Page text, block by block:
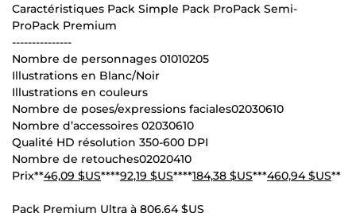
Caractéristiques Pack Simple Pack ProPack Semi-
ProPack Premium
---------------
Nombre de personnages 01010205
Illustrations en Blanc/Noir
Illustrations en couleurs
Nombre de poses/expressions faciales02030610
Nombre d’accessoires 02030610
Qualité HD résolution 350-600 DPI
Nombre de retouches02020410
Prix**46,09 $US****92,19 $US****184,38 $US***460,94 $US**
Pack Premium Ultra à 806,64 $US